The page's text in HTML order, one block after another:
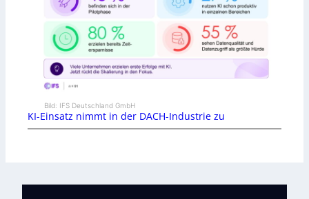
Bild: IFS Deutschland GmbH
KI-Einsatz nimmt in der DACH-Industrie zu